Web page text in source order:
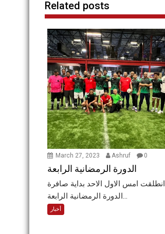
Related posts
March 27, 2023 Ashruf 0
الدورة الرمضانية الرابعة
انطلقت امس الاول الاحد بداية صافرة
الدورة الرمضانية الرابعة...
أخبار